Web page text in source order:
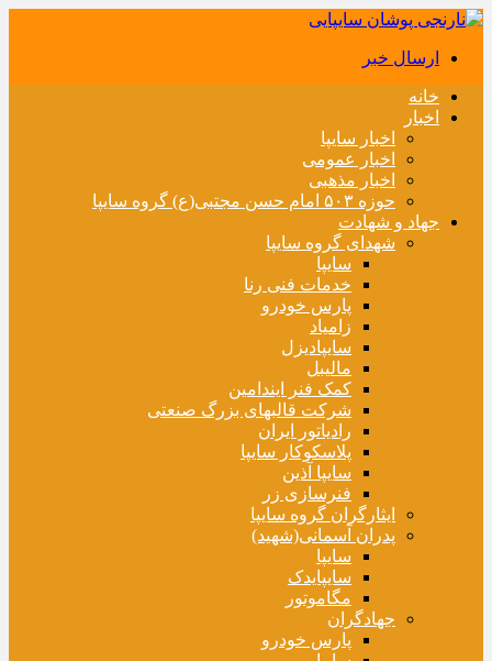
ارسال خبر
خانه
اخبار
اخبار سایپا
اخبار عمومی
اخبار مذهبی
حوزه ۵۰۳ امام حسن مجتبی(ع) گروه سایپا
جهاد و شهادت
شهدای گروه سایپا
سایپا
خدمات فنی رنا
پارس خودرو
زامیاد
سایپادیزل
مالیبل
کمک فنر ایندامین
شرکت قالبهای بزرگ صنعتی
رادیاتور ایران
پلاسکوکار سایپا
سایپا آذین
فنرسازی زر
ایثارگران گروه سایپا
پدران آسمانی(شهید)
سایپا
سایپایدک
مگاموتور
جهادگران
پارس خودرو